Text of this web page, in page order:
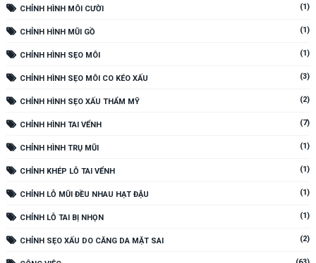
CHỈNH HÌNH MÔI CƯỜI (1)
CHỈNH HÌNH MŨI GỒ (1)
CHỈNH HÌNH SẸO MÔI (1)
CHỈNH HÌNH SẸO MÔI CO KÉO XẤU (3)
CHỈNH HÌNH SẸO XẤU THẨM MỸ (2)
CHỈNH HÌNH TAI VỂNH (7)
CHỈNH HÌNH TRỤ MŨI (1)
CHỈNH KHÉP LỖ TAI VỂNH (1)
CHỈNH LỖ MŨI ĐỀU NHAU HẠT ĐẬU (1)
CHỈNH LỖ TAI BỊ NHỌN (1)
CHỈNH SẸO XẤU DO CĂNG DA MẶT SAI (2)